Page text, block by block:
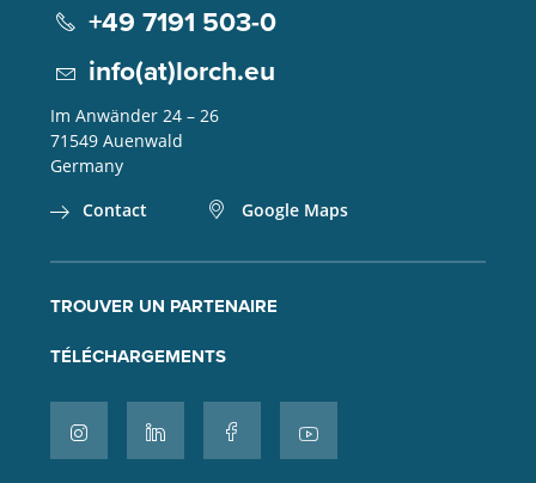
+49 7191 503-0
info(at)lorch.eu
Im Anwänder 24 – 26
71549 Auenwald
Germany
Contact
Google Maps
TROUVER UN PARTENAIRE
TÉLÉCHARGEMENTS